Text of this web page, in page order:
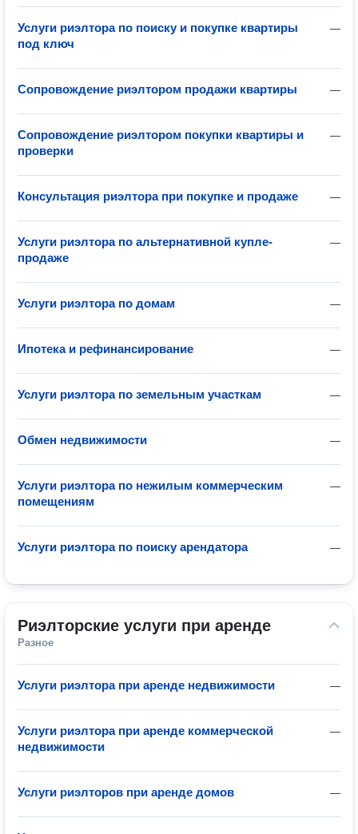
—
Услуги риэлтора по поиску и покупке квартиры
под ключ
—
Сопровождение риэлтором продажи квартиры
—
Сопровождение риэлтором покупки квартиры и
проверки
—
Консультация риэлтора при покупке и продаже
—
Услуги риэлтора по альтернативной купле-
продаже
—
Услуги риэлтора по домам
—
Ипотека и рефинансирование
—
Услуги риэлтора по земельным участкам
—
Обмен недвижимости
—
Услуги риэлтора по нежилым коммерческим
помещениям
—
Услуги риэлтора по поиску арендатора
Риэлторские услуги при аренде
Разное
—
Услуги риэлтора при аренде недвижимости
—
Услуги риэлтора при аренде коммерческой
недвижимости
—
Услуги риэлторов при аренде домов